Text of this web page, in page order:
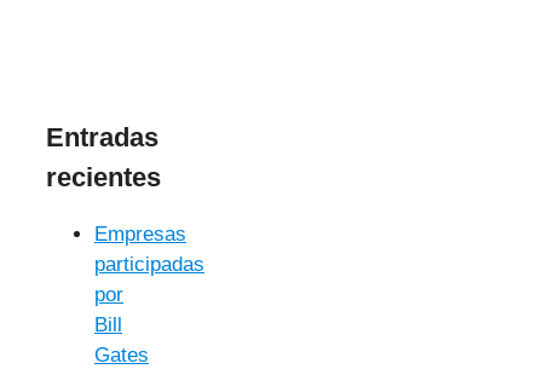
Entradas
recientes
Empresas
participadas
por
Bill
Gates